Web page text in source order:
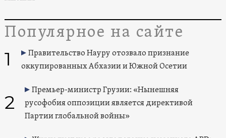
Популярное на сайте
1
Правительство Науру отозвало признание
оккупированных Абхазии и Южной Осетии
2
Премьер-министр Грузии: «Нынешняя
русофобия оппозиции является директивой
Партии глобальной войны»